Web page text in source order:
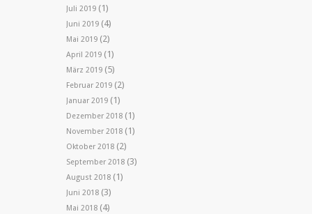
Juli 2019 (1)
Juni 2019 (4)
Mai 2019 (2)
April 2019 (1)
März 2019 (5)
Februar 2019 (2)
Januar 2019 (1)
Dezember 2018 (1)
November 2018 (1)
Oktober 2018 (2)
September 2018 (3)
August 2018 (1)
Juni 2018 (3)
Mai 2018 (4)